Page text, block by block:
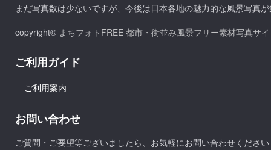
まだ写真数は少ないですが、今後は日本各地の魅力的な風景写真
copyright© まちフォトFREE 都市・街並み風景フリー素材写真サ
ご利用ガイド
ご利用案内
お問い合わせ
ご質問・ご要望等ございましたら、お気軽にお問い合わせください